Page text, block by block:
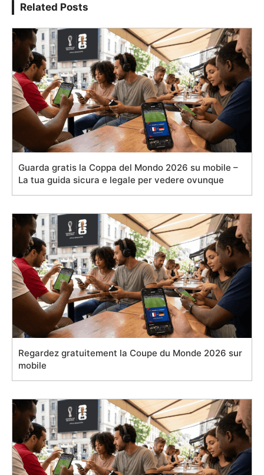
Related Posts
Guarda gratis la Coppa del Mondo 2026 su mobile –
La tua guida sicura e legale per vedere ovunque
Regardez gratuitement la Coupe du Monde 2026 sur
mobile